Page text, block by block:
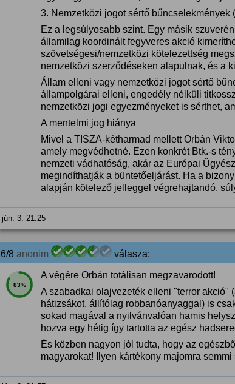
​3. Nemzetközi jogot sértő bűncselekmények
​Ez a legsúlyosabb szint. Egy másik
államilag koordinált fegyveres akció
szövetségesi/nemzetközi kötelezettség
nemzetközi szerződéseken alapulnak, és a
Állam elleni vagy nemzetközi jogot sértő
állampolgárai elleni, engedély nélküli
nemzetközi jogi egyezményeket is sérthet,
A mentelmi jog hiánya
​Mivel a TISZA-kétharmad mellett Orbán
amely megvédhetné. Ezen konkrét Btk.-s
nemzeti vádhatóság, akár az Európai
megindíthatják a büntetőeljárást. Ha a
alapján kötelező jelleggel végrehajtandó,
jún. 3. 21:25
6/8 anonim válasza:
83%
A végére Orbán totálisan megzavarodott!
A szabadkai olajvezeték elleni "terror akció"
hátizsákot, állítólag robbanóanyaggal) is
sokad magával a nyilvánvalóan hamis
hozva egy hétig így tartotta az egész
És közben nagyon jól tudta, hogy az
magyarokat! Ilyen kártékony majomra